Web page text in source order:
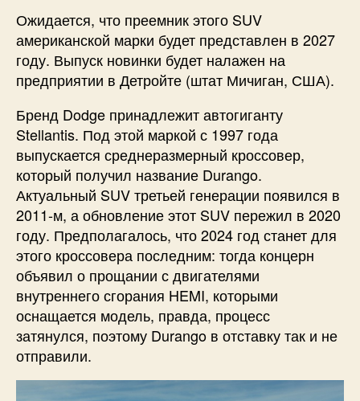
Ожидается, что преемник этого SUV
американской марки будет представлен в 2027
году. Выпуск новинки будет налажен на
предприятии в Детройте (штат Мичиган, США).
Бренд Dodge принадлежит автогиганту
Stellantis. Под этой маркой с 1997 года
выпускается среднеразмерный кроссовер,
который получил название Durango.
Актуальный SUV третьей генерации появился в
2011-м, а обновление этот SUV пережил в 2020
году. Предполагалось, что 2024 год станет для
этого кроссовера последним: тогда концерн
объявил о прощании с двигателями
внутреннего сгорания HEMI, которыми
оснащается модель, правда, процесс
затянулся, поэтому Durango в отставку так и не
отправили.